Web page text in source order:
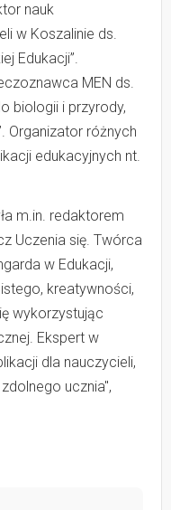
nauk
w Koszalinie ds.
Edukacji”.
MEN ds.
biologii i przyrody,
Organizator różnych
edukacyjnych nt.
m.in. redaktorem
Uczenia się. Twórca
w Edukacji,
kreatywności,
wykorzystując
Ekspert w
dla nauczycieli,
ucznia",